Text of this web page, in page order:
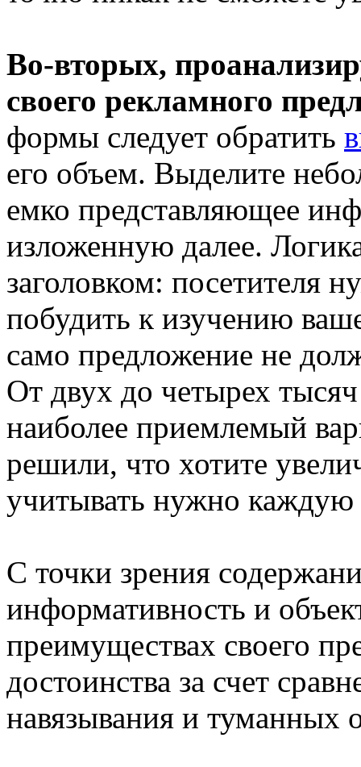
Во-вторых,
своего рекламного
формы следует обратить
его объем. Выделите
емко представляющее
изложенную далее.
заголовком: посетителя
побудить к изучению
само предложение не
От двух до четырех
наиболее приемлемый
решили, что хотите
учитывать нужно каждую
С точки зрения
информативность и
преимуществах своего
достоинства за счет
навязывания и туманных